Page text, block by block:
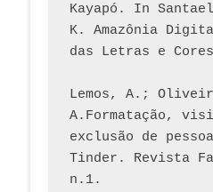
Kayapó. In
K. Amazônia
das Letras e Cores
Lemos, A.;
A.Formatação,
exclusão de
Tinder. Revista
n.1.